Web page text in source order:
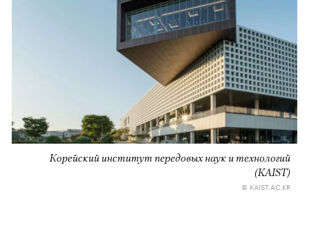
Корейский институт передовых наук и технологий
(KAIST)
© KAIST.AC.KR